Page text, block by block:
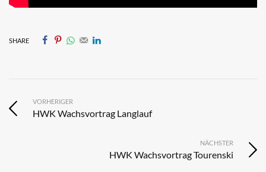
SHARE
VORHERIGER
HWK Wachsvortrag Langlauf
NÄCHSTER
HWK Wachsvortrag Tourenski